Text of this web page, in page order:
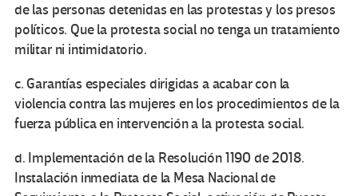
de las personas detenidas en las protestas y los presos
políticos. Que la protesta social no tenga un tratamiento
militar ni intimidatorio.
c. Garantías especiales dirigidas a acabar con la
violencia contra las mujeres en los procedimientos de la
fuerza pública en intervención a la protesta social.
d. Implementación de la Resolución 1190 de 2018.
Instalación inmediata de la Mesa Nacional de